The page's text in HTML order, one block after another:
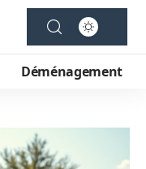
Déménagement